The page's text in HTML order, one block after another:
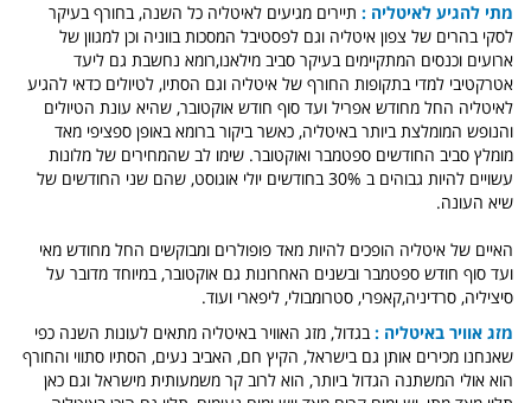
מתי להגיע לאיטליה : תיירים מגיעים לאיטליה כל השנה, בחורף בעיקר
לסקי בהרים של צפון איטליה וגם לפסטיבל המסכות בווניה וכן למגוון של
ארועים וכנסים המתקיימים בעיקר סביב מילאנו,רומא נחשבת גם ליעד
אטרקטיבי למדי בתקופות החורף של איטליה וגם הסתיו, לטיולים כדאי להגיע
לאיטליה החל מחודש אפריל ועד סוף חודש אוקטובר, שהיא עונת הטיולים
והנופש המומלצת ביותר באיטליה, כאשר ביקור ברומא באופן ספציפי מאד
מומלץ סביב החודשים ספטמבר ואוקטובר. שימו לב שהמחירים של מלונות
עשויים להיות גבוהים ב 30% בחודשים יולי אוגוסט, שהם שני החודשים של
שיא העונה.
האיים של איטליה הופכים להיות מאד פופולרים ומבוקשים החל מחודש מאי
ועד סוף חודש ספטמבר ובשנים האחרונות גם אוקטובר, במיוחד מדובר על
סיציליה, סרדיניה,קאפרי, סטרומבולי, ליפארי ועוד.
מזג אוויר באיטליה :בגדול, מזג האוויר באיטליה מתאים לעונות השנה כפי
שאנחנו מכירים אותן גם בישראל, הקיץ חם, האביב נעים, הסתיו סתווי והחורף
הוא אולי המשתנה הגדול ביותר, הוא לרוב קר משמעותית מישראל וגם כאן